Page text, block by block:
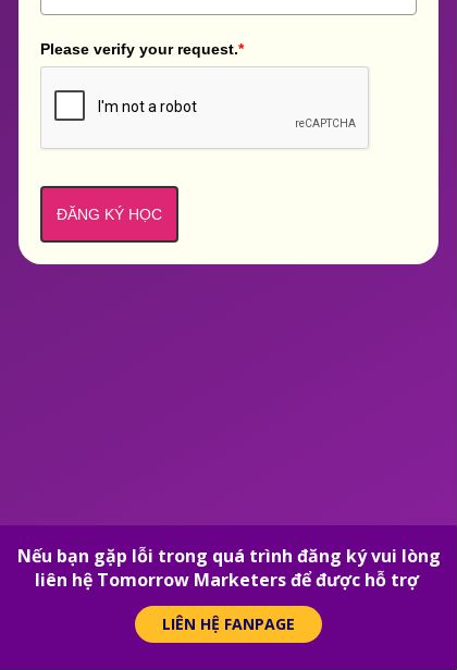
Please verify your request.*
ĐĂNG KÝ HỌC
Nếu bạn gặp lỗi trong quá trình đăng ký vui lòng
liên hệ Tomorrow Marketers để được hỗ trợ
LIÊN HỆ FANPAGE